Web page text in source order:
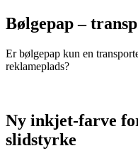
Bølgepap –
Er bølgepap kun en
reklameplads?
Ny inkjet-farve
slidstyrke